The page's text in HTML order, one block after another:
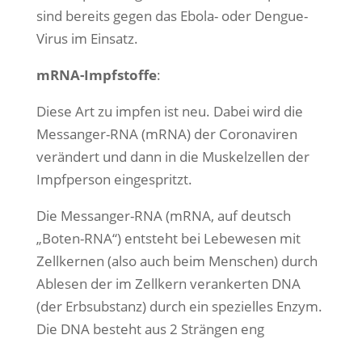
sind bereits gegen das Ebola- oder Dengue-
Virus im Einsatz.
mRNA-Impfstoffe:
Diese Art zu impfen ist neu. Dabei wird die
Messanger-RNA (mRNA) der Coronaviren
verändert und dann in die Muskelzellen der
Impfperson eingespritzt.
Die Messanger-RNA (mRNA, auf deutsch
„Boten-RNA“) entsteht bei Lebewesen mit
Zellkernen (also auch beim Menschen) durch
Ablesen der im Zellkern verankerten DNA
(der Erbsubstanz) durch ein spezielles Enzym.
Die DNA besteht aus 2 Strängen eng